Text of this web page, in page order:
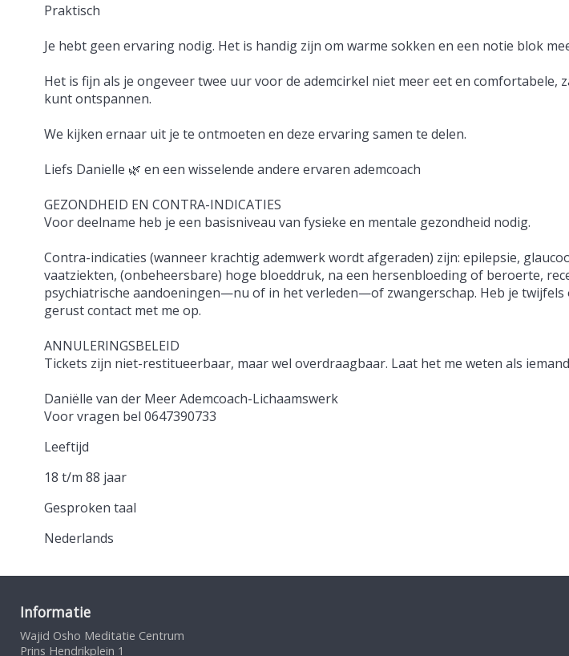
Praktisch
Je hebt geen ervaring nodig. Het is handig zijn om warme sokken en een notie blok
Het is fijn als je ongeveer twee uur voor de ademcirkel niet meer eet en comfortabele,
kunt ontspannen.
We kijken ernaar uit je te ontmoeten en deze ervaring samen te delen.
Liefs Danielle 🌿 en een wisselende andere ervaren ademcoach
GEZONDHEID EN CONTRA-INDICATIES
Voor deelname heb je een basisniveau van fysieke en mentale gezondheid nodig.
Contra-indicaties (wanneer krachtig ademwerk wordt afgeraden) zijn: epilepsie,
vaatziekten, (onbeheersbare) hoge bloeddruk, na een hersenbloeding of beroerte,
psychiatrische aandoeningen—nu of in het verleden—of zwangerschap. Heb je twijfels
gerust contact met me op.
ANNULERINGSBELEID
Tickets zijn niet-restitueerbaar, maar wel overdraagbaar. Laat het me weten als
Daniëlle van der Meer Ademcoach-Lichaamswerk
Voor vragen bel 0647390733
Leeftijd
18 t/m 88 jaar
Gesproken taal
Nederlands
Informatie
Wajid Osho Meditatie Centrum
Prins Hendrikplein 1